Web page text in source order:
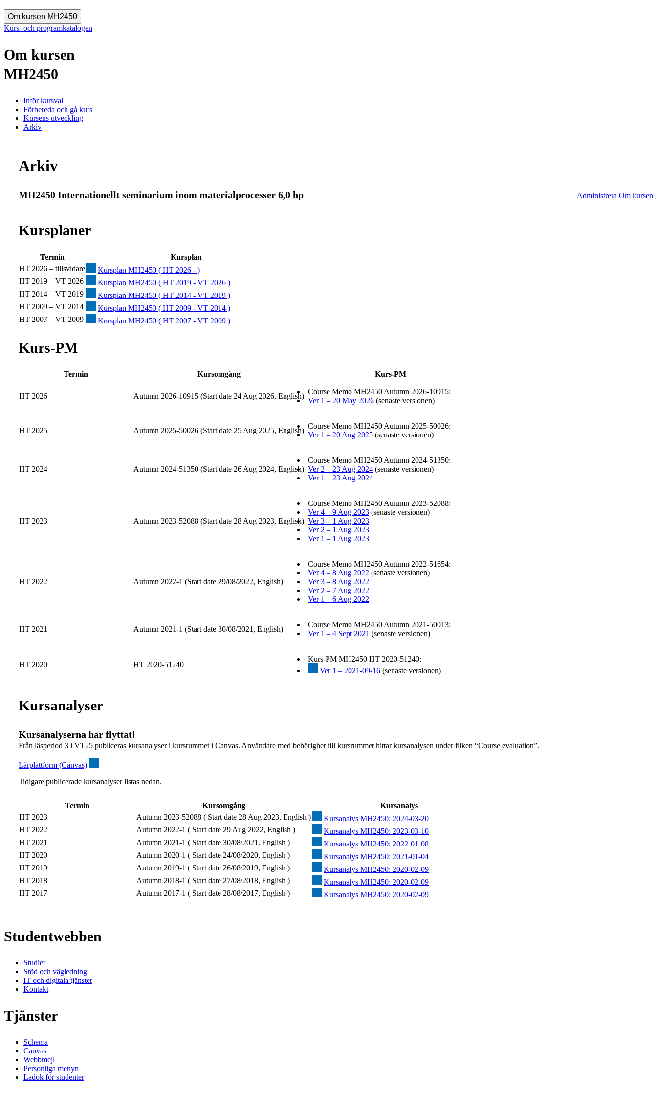
Om kursen MH2450
Kurs- och programkatalogen
Om kursen
MH2450
Inför kursval
Förbereda och gå kurs
Kursens utveckling
Arkiv
Arkiv
MH2450 Internationellt seminarium inom materialprocesser 6,0 hp Administrera Om kursen
Kursplaner
Termin
Kursplan
HT 2026 – tillsvidare
Kursplan MH2450 ( HT 2026 - )
HT 2019 – VT 2026
Kursplan MH2450 ( HT 2019 - VT 2026 )
HT 2014 – VT 2019
Kursplan MH2450 ( HT 2014 - VT 2019 )
HT 2009 – VT 2014
Kursplan MH2450 ( HT 2009 - VT 2014 )
HT 2007 – VT 2009
Kursplan MH2450 ( HT 2007 - VT 2009 )
Kurs-PM
Termin Kursomgång Kurs-PM
HT 2026 Autumn 2026-10915 (Start date 24 Aug 2026, English)
Course Memo MH2450 Autumn 2026-10915:
Ver 1 – 20 May 2026 (senaste versionen)
HT 2025 Autumn 2025-50026 (Start date 25 Aug 2025, English)
Course Memo MH2450 Autumn 2025-50026:
Ver 1 – 20 Aug 2025 (senaste versionen)
HT 2024 Autumn 2024-51350 (Start date 26 Aug 2024, English)
Course Memo MH2450 Autumn 2024-51350:
Ver 2 – 23 Aug 2024 (senaste versionen)
Ver 1 – 23 Aug 2024
HT 2023 Autumn 2023-52088 (Start date 28 Aug 2023, English)
Course Memo MH2450 Autumn 2023-52088:
Ver 4 – 9 Aug 2023 (senaste versionen)
Ver 3 – 1 Aug 2023
Ver 2 – 1 Aug 2023
Ver 1 – 1 Aug 2023
HT 2022 Autumn 2022-1 (Start date 29/08/2022, English)
Course Memo MH2450 Autumn 2022-51654:
Ver 4 – 8 Aug 2022 (senaste versionen)
Ver 3 – 8 Aug 2022
Ver 2 – 7 Aug 2022
Ver 1 – 6 Aug 2022
HT 2021 Autumn 2021-1 (Start date 30/08/2021, English)
Course Memo MH2450 Autumn 2021-50013:
Ver 1 – 4 Sept 2021 (senaste versionen)
HT 2020 HT 2020-51240
Kurs-PM MH2450 HT 2020-51240:
Ver 1 – 2021-09-16 (senaste versionen)
Kursanalyser
Kursanalyserna har flyttat!
Från läsperiod 3 i VT25 publiceras kursanalyser i kursrummet i Canvas. Användare med behörighet till kursrummet hittar kursanalysen under fliken “Course evaluation”.
Lärplattform (Canvas)
Tidigare publicerade kursanalyser listas nedan.
Termin Kursomgång
Kursanalys
HT 2023
Autumn 2023-52088 ( Start date 28 Aug 2023, English )
Kursanalys MH2450: 2024-03-20
HT 2022
Autumn 2022-1 ( Start date 29 Aug 2022, English )
Kursanalys MH2450: 2023-03-10
HT 2021
Autumn 2021-1 ( Start date 30/08/2021, English )
Kursanalys MH2450: 2022-01-08
HT 2020
Autumn 2020-1 ( Start date 24/08/2020, English )
Kursanalys MH2450: 2021-01-04
HT 2019
Autumn 2019-1 ( Start date 26/08/2019, English )
Kursanalys MH2450: 2020-02-09
HT 2018
Autumn 2018-1 ( Start date 27/08/2018, English )
Kursanalys MH2450: 2020-02-09
HT 2017
Autumn 2017-1 ( Start date 28/08/2017, English ) Kursanalys MH2450: 2020-02-09
Studentwebben
Studier
Stöd och vägledning
IT och digitala tjänster
Kontakt
Tjänster
Schema
Canvas
Webbmejl
Personliga menyn
Ladok för studenter